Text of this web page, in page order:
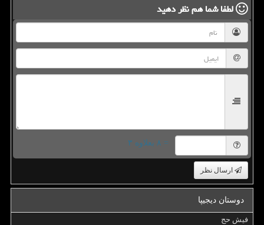
لطفا شما همنظر دهید
= ۸ بعلاوه ۳
ارسال نظر
دوستان دیجیپا
فیش حج